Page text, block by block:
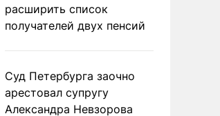
расширить список
получателей двух пенсий
Суд Петербурга заочно
арестовал супругу
Александра Невзорова